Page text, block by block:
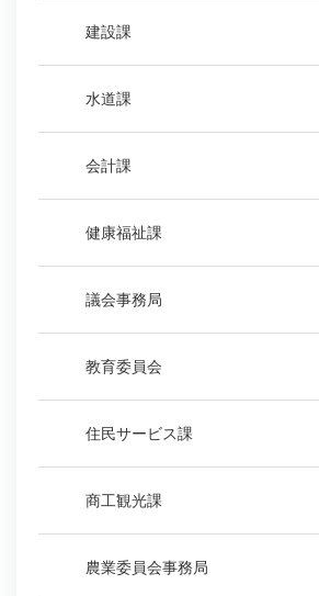
建設課
水道課
会計課
健康福祉課
議会事務局
教育委員会
住民サービス課
商工観光課
農業委員会事務局